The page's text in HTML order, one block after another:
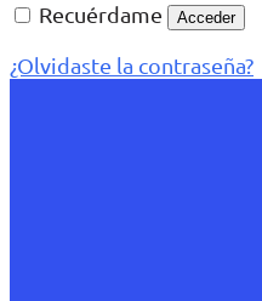
Recuérdame
Acceder
¿Olvidaste la contraseña?